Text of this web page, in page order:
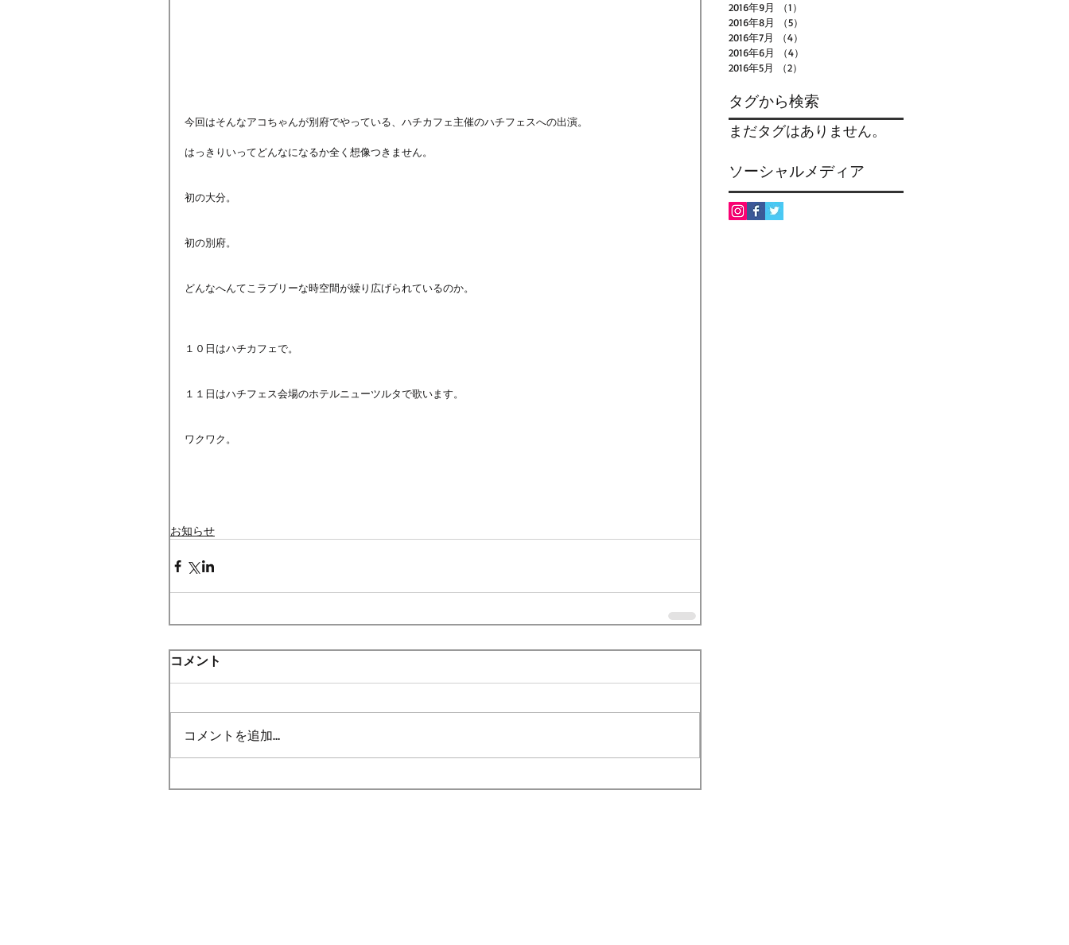
今回はそんなアコちゃんが別府でやっている、ハチカフェ主催のハチフェスへの出演。
はっきりいってどんなになるか全く想像つきません。
初の大分。
初の別府。
どんなへんてこラブリーな時空間が繰り広げられているのか。
１０日はハチカフェで。
１１日はハチフェス会場のホテルニューツルタで歌います。
ワクワク。
お知らせ
コメント
コメントを追加…
2016年9月
（1）
2016年8月
（5）
2016年7月
（4）
2016年6月
（4）
2016年5月
（2）
タグから検索
まだタグはありません。
ソーシャルメディア